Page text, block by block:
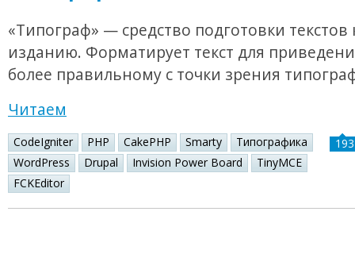
«Типограф» — средство подготовки текстов
изданию. Форматирует текст для
более правильному с точки зрения
Читаем
CodeIgniter PHP CakePHP Smarty
Типографика
WordPress
Drupal Invision Power Board
TinyMCE
FCKEditor